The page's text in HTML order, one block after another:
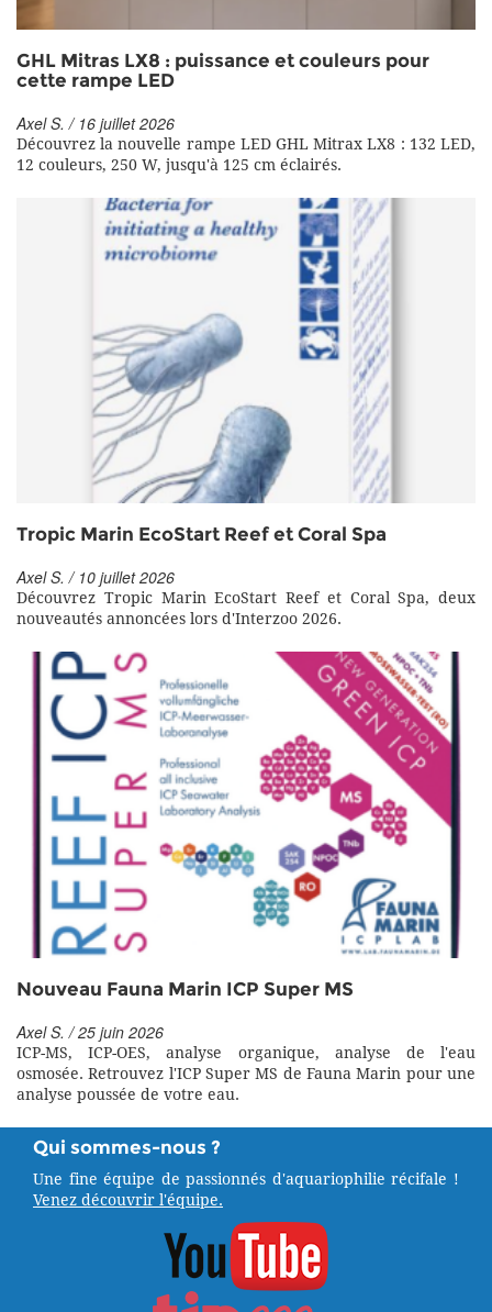
GHL Mitras LX8 : puissance et couleurs pour
cette rampe LED
Axel S. / 16 juillet 2026
Découvrez la nouvelle rampe LED GHL Mitrax LX8 : 132 LED,
12 couleurs, 250 W, jusqu'à 125 cm éclairés.
Tropic Marin EcoStart Reef et Coral Spa
Axel S. / 10 juillet 2026
Découvrez Tropic Marin EcoStart Reef et Coral Spa, deux
nouveautés annoncées lors d'Interzoo 2026.
Nouveau Fauna Marin ICP Super MS
Axel S. / 25 juin 2026
ICP-MS, ICP-OES, analyse organique, analyse de l'eau
osmosée. Retrouvez l'ICP Super MS de Fauna Marin pour une
analyse poussée de votre eau.
Qui sommes-nous ?
Une fine équipe de passionnés d'aquariophilie récifale !
Venez découvrir l'équipe.